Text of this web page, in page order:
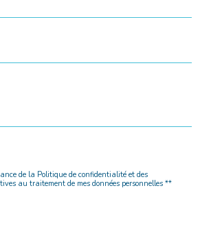
de la Politique de confidentialité et des
au traitement de mes données personnelles **